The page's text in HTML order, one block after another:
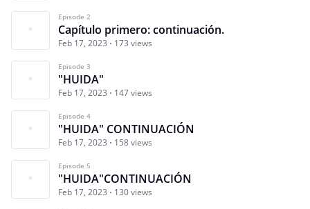
Episode 2
Capítulo primero: continuación.
Feb 17, 2023 173 views
Episode 3
"HUIDA"
Feb 17, 2023 147 views
Episode 4
"HUIDA" CONTINUACIÓN
Feb 17, 2023 158 views
Episode 5
"HUIDA"CONTINUACIÓN
Feb 17, 2023 130 views